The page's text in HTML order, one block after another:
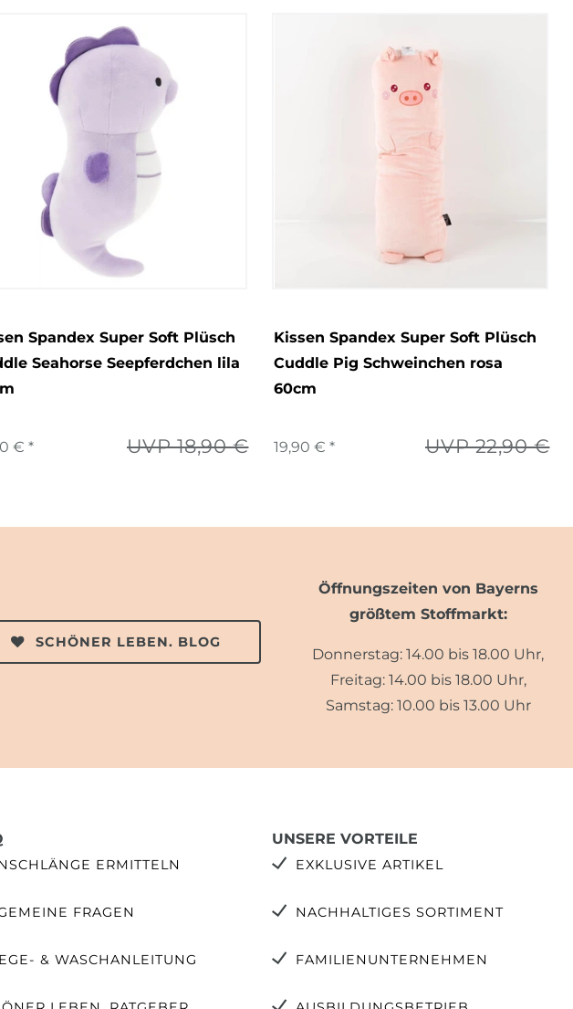
Spandex Super Soft Plüsch
Seahorse Seepferdchen lila
UVP 18,90 €
€ *
Kissen Spandex Super Soft Plüsch
Cuddle Pig Schweinchen rosa
60cm
UVP 22,90 €
19,90 € *
SCHÖNER LEBEN. BLOG
Öffnungszeiten von Bayerns
größtem Stoffmarkt:
Donnerstag: 14.00 bis 18.00 Uhr,
Freitag: 14.00 bis 18.00 Uhr,
Samstag: 10.00 bis 13.00 Uhr
ERMITTELN
FRAGEN
& WASCHANLEITUNG
UNSERE VORTEILE
EXKLUSIVE ARTIKEL
NACHHALTIGES SORTIMENT
FAMILIENUNTERNEHMEN